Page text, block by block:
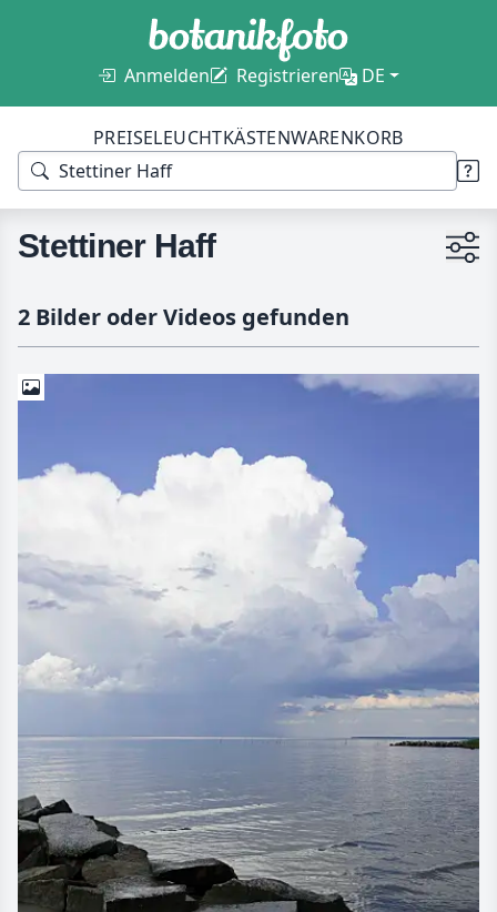
Anmelden Registrieren DE
PREISELEUCHTKÄSTENWARENKORB
Stettiner Haff
2 Bilder oder Videos gefunden